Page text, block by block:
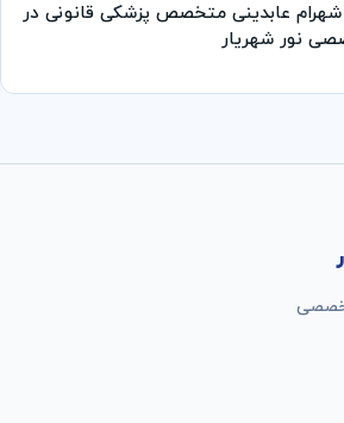
شهرام عابدینی متخصص پزشکی قانونی در
نور شهریار